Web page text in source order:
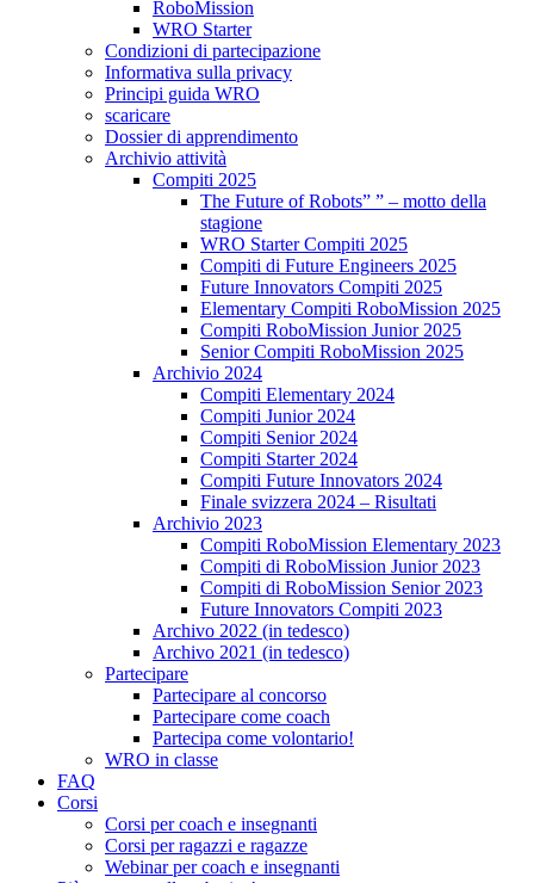
RoboMission
WRO Starter
Condizioni di partecipazione
Informativa sulla privacy
Principi guida WRO
scaricare
Dossier di apprendimento
Archivio attività
Compiti 2025
The Future of Robots” ” – motto della
stagione
WRO Starter Compiti 2025
Compiti di Future Engineers 2025
Future Innovators Compiti 2025
Elementary Compiti RoboMission 2025
Compiti RoboMission Junior 2025
Senior Compiti RoboMission 2025
Archivio 2024
Compiti Elementary 2024
Compiti Junior 2024
Compiti Senior 2024
Compiti Starter 2024
Compiti Future Innovators 2024
Finale svizzera 2024 – Risultati
Archivio 2023
Compiti RoboMission Elementary 2023
Compiti di RoboMission Junior 2023
Compiti di RoboMission Senior 2023
Future Innovators Compiti 2023
Archivo 2022 (in tedesco)
Archivo 2021 (in tedesco)
Partecipare
Partecipare al concorso
Partecipare come coach
Partecipa come volontario!
WRO in classe
FAQ
Corsi
Corsi per coach e insegnanti
Corsi per ragazzi e ragazze
Webinar per coach e insegnanti